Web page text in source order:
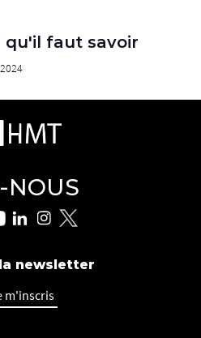
qu'il faut savoir
NOUS
newsletter
m'inscris